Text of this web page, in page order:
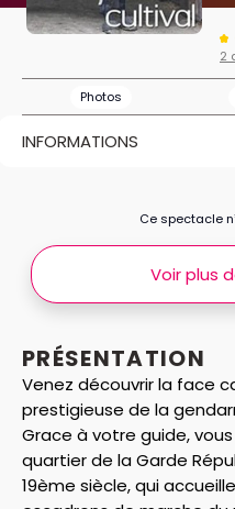
2
Photos
INFORMATIONS
PRÉSENTATION
Venez découvrir la face
prestigieuse de la
Grace à votre guide,
quartier de la Garde
19ème siècle, qui
Ce spectacle
Voir plus